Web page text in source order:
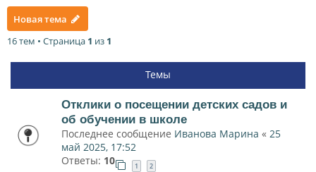
Новая тема
16 тем • Страница 1 из 1
Темы
Отклики о посещении детских садов и
об обучении в школе
Последнее сообщение Иванова Марина « 25
май 2025, 17:52
Ответы: 10 1 2